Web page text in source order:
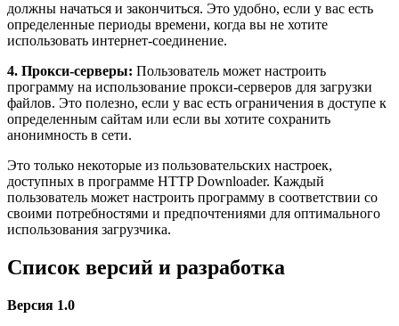
должны начаться и закончиться. Это удобно, если у вас есть
определенные периоды времени, когда вы не хотите
использовать интернет-соединение.
4. Прокси-серверы: Пользователь может настроить
программу на использование прокси-серверов для загрузки
файлов. Это полезно, если у вас есть ограничения в доступе к
определенным сайтам или если вы хотите сохранить
анонимность в сети.
Это только некоторые из пользовательских настроек,
доступных в программе HTTP Downloader. Каждый
пользователь может настроить программу в соответствии со
своими потребностями и предпочтениями для оптимального
использования загрузчика.
Список версий и разработка
Версия 1.0